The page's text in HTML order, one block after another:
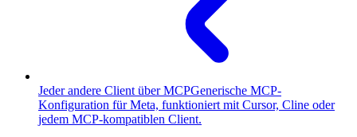
Jeder andere Client über MCPGenerische MCP-
Konfiguration für Meta, funktioniert mit Cursor, Cline oder
jedem MCP-kompatiblen Client.